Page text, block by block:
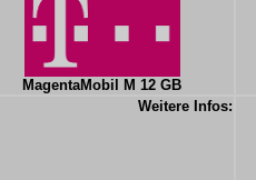
MagentaMobil M 12 GB
Weitere Infos: